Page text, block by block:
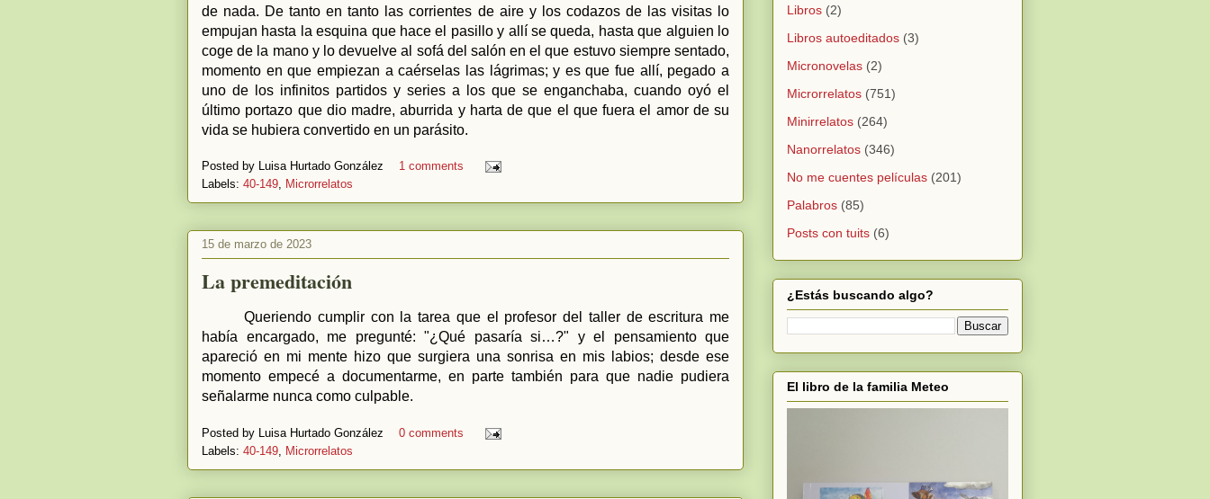
de nada. De tanto en tanto las corrientes de aire y los codazos de las visitas lo
empujan hasta la esquina que hace el pasillo y allí se queda, hasta que alguien lo
coge de la mano y lo devuelve al sofá del salón en el que estuvo siempre sentado,
momento en que empiezan a caérselas las lágrimas; y es que fue allí, pegado a
uno de los infinitos partidos y series a los que se enganchaba, cuando oyó el
último portazo que dio madre, aburrida y harta de que el que fuera el amor de su
vida se hubiera convertido en un parásito.
Posted by Luisa Hurtado González
1 comments
Labels: 40-149, Microrrelatos
15 de marzo de 2023
La premeditación
Queriendo cumplir con la tarea que el profesor del taller de escritura me
había encargado, me pregunté: "¿Qué pasaría si…?" y el pensamiento que
apareció en mi mente hizo que surgiera una sonrisa en mis labios; desde ese
momento empecé a documentarme, en parte también para que nadie pudiera
señalarme nunca como culpable.
Posted by Luisa Hurtado González
0 comments
Labels: 40-149 Microrrelatos
Libros (2)
Libros autoeditados (3)
Micronovelas (2)
Microrrelatos (751)
Minirrelatos (264)
Nanorrelatos (346)
No me cuentes películas (201)
Palabros (85)
Posts con tuits (6)
¿Estás buscando algo?
El libro de la familia Meteo